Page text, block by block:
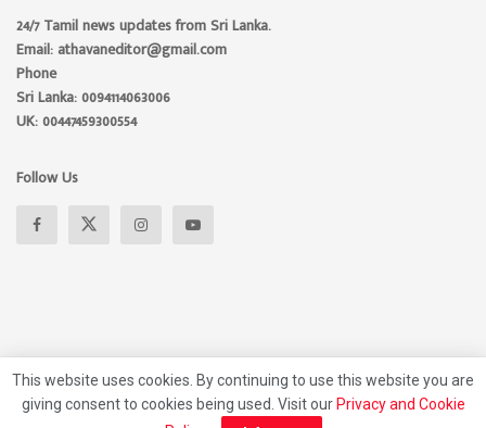
24/7 Tamil news updates from Sri Lanka.
Email: athavaneditor@gmail.com
Phone
Sri Lanka: 0094114063006
UK: 00447459300554
Follow Us
About Privacy Policy Contact Us
This website uses cookies. By continuing to use this website you are
giving consent to cookies being used. Visit our Privacy and Cookie